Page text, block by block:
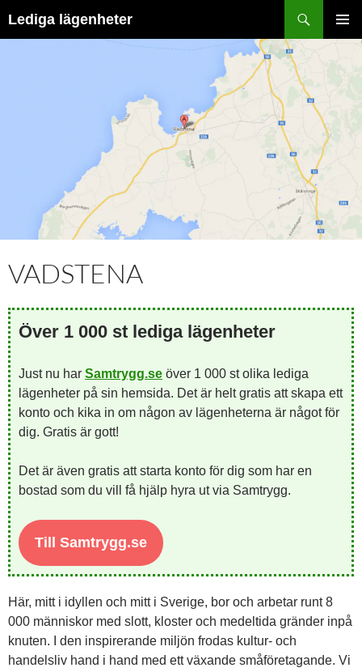
till
Lediga lägenheter
PRIMÄR
VADSTENA
Över 1 000 st lediga lägenheter
Just nu har Samtrygg.se över 1 000 st olika lediga
lägenheter på sin hemsida. Det är helt gratis att skapa ett
konto och kika in om någon av lägenheterna är något för
dig. Gratis är gott!
Det är även gratis att starta konto för dig som har en
bostad som du vill få hjälp hyra ut via Samtrygg.
Till Samtrygg.se
Här, mitt i idyllen och mitt i Sverige, bor och arbetar runt 8
000 människor med slott, kloster och medeltida gränder inpå
knuten. I den inspirerande miljön frodas kultur- och
handelsliv hand i hand med ett växande småföretagande. Vi